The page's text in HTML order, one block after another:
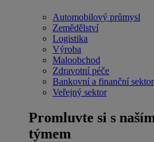
Automobilový průmysl
Zemědělství
Logistika
Výroba
Maloobchod
Zdravotní péče
Bankovní a finanční sektor
Veřejný sektor
Promluvte si s
týmem